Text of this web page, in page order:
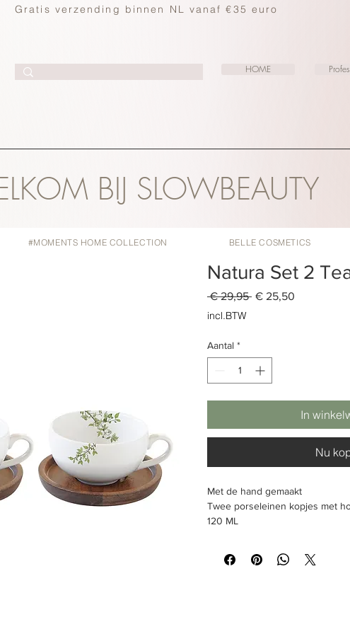
Gratis verzending binnen NL vanaf €35 euro
HOME
BIJ SLOWBEAUTY
#MOMENTS HOME COLLECTION BELLE COSMETICS
Natura Set 2
€ 29,95 Normale
€ 25,50
incl.BTW
Aantal *
In
Nu
Met de hand gemaakt
Twee porseleinen kopjes met
120 ML